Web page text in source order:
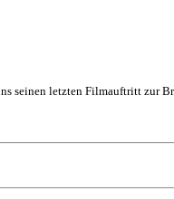
seinen letzten Filmauftritt zur